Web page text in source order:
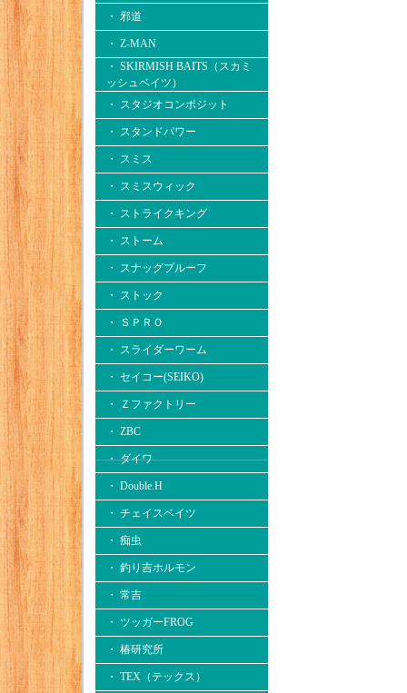
・ 邪道
・ Z-MAN
・ SKIRMISH BAITS（スカミ
ッシュベイツ）
・ スタジオコンポジット
・ スタンドパワー
・ スミス
・ スミスウィック
・ ストライクキング
・ ストーム
・ スナッグプルーフ
・ ストック
・ ＳＰＲＯ
・ スライダーワーム
・ セイコー(SEIKO)
・ Ｚファクトリー
・ ZBC
・ ダイワ
・ Double.H
・ チェイスベイツ
・ 痴虫
・ 釣り吉ホルモン
・ 常吉
・ ツッガーFROG
・ 椿研究所
・ TEX（テックス）